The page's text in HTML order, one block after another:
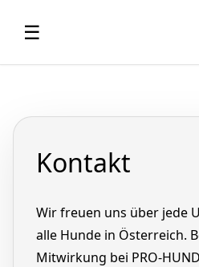
☰
Kontakt
Wir freuen uns über jede
alle Hunde in Österreich.
Mitwirkung bei PRO-